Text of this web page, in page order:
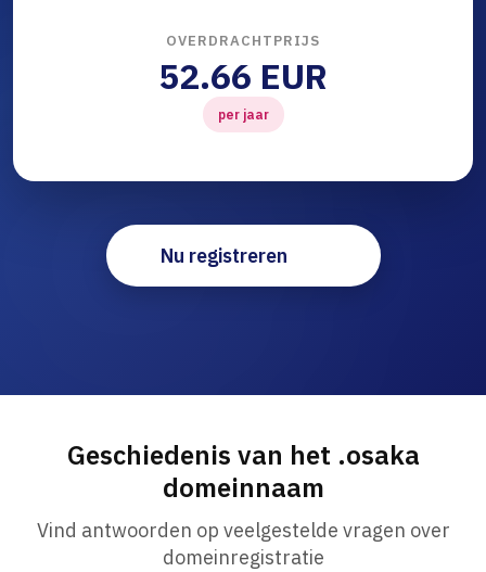
OVERDRACHTPRIJS
52.66 EUR
per jaar
Nu registreren
Geschiedenis van het .osaka
domeinnaam
Vind antwoorden op veelgestelde vragen over
domeinregistratie